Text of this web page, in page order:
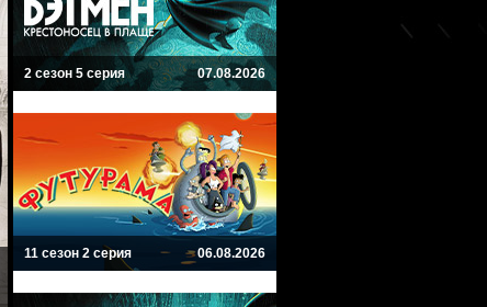
2 сезон 5 серия 07.08.2026
11 сезон 2 серия 06.08.2026